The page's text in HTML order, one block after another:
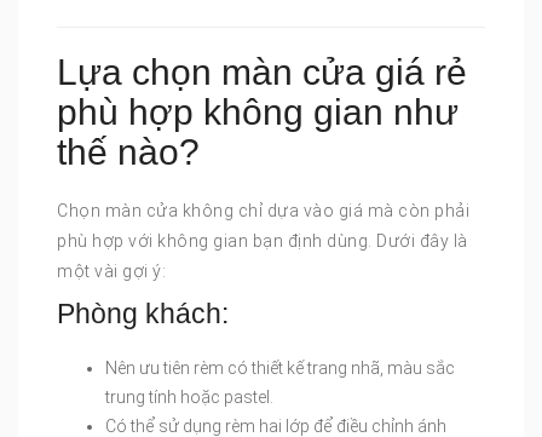
Lựa chọn màn cửa giá rẻ
phù hợp không gian như
thế nào?
Chọn màn cửa không chỉ dựa vào giá mà còn phải
phù hợp với không gian bạn định dùng. Dưới đây là
một vài gợi ý:
Phòng khách:
Nên ưu tiên rèm có thiết kế trang nhã, màu sắc
trung tính hoặc pastel.
Có thể sử dụng rèm hai lớp để điều chỉnh ánh